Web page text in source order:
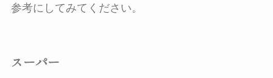
参考にしてみてください。
スーパー